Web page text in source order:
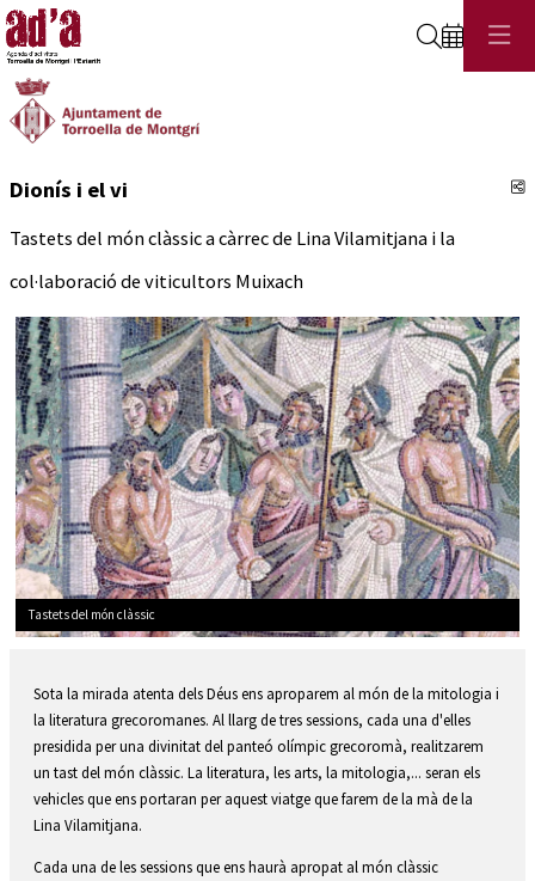
Cerca
Dionís i el vi
Tastets del món clàssic a càrrec de Lina Vilamitjana i la
col·laboració de viticultors Muixach
Tastets del món clàssic
Sota la mirada atenta dels Déus ens aproparem al món de la mitologia i
la literatura grecoromanes. Al llarg de tres sessions, cada una d'elles
presidida per una divinitat del panteó olímpic grecoromà, realitzarem
un tast del món clàssic. La literatura, les arts, la mitologia,... seran els
vehicles que ens portaran per aquest viatge que farem de la mà de la
Lina Vilamitjana.
Cada una de les sessions que ens haurà apropat al món clàssic